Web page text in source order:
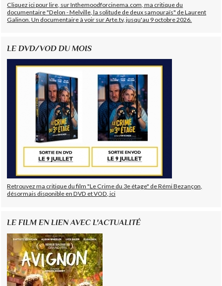
Cliquez ici pour lire, sur Inthemoodforcinema.com, ma critique du
documentaire "Delon - Melville, la solitude de deux samouraïs" de Laurent
Galinon. Un documentaire à voir sur Arte.tv, jusqu'au 9 octobre 2026.
LE DVD/VOD DU MOIS
Retrouvez ma critique du film "Le Crime du 3e étage" de Rémi Bezançon,
désormais disponible en DVD et VOD, ici
LE FILM EN LIEN AVEC L'ACTUALITÉ